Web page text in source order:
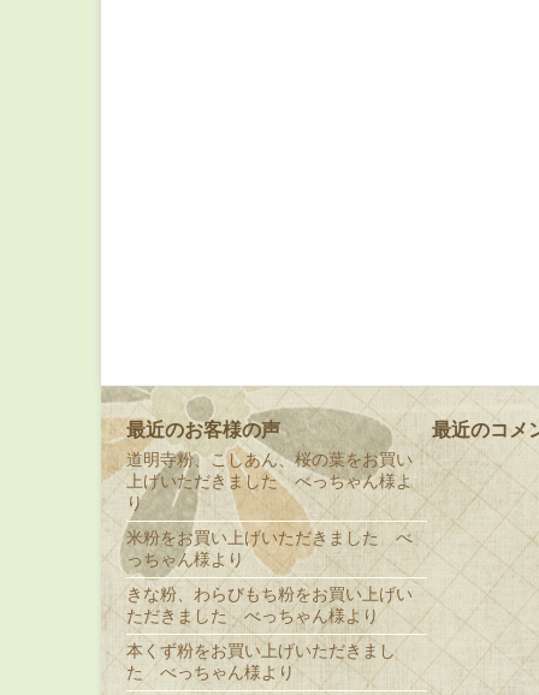
最近のお客様の声
道明寺粉、こしあん、桜の葉をお買い
上げいただきました べっちゃん様よ
り
米粉をお買い上げいただきました べ
っちゃん様より
きな粉、わらびもち粉をお買い上げい
ただきました べっちゃん様より
本くず粉をお買い上げいただきまし
た べっちゃん様より
最近のコメ